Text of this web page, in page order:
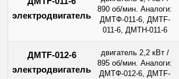
электродвигатель
890 об/мин. Аналоги:
ДМТФ-011-6, ДMTF-
011-6, ДМТН-011-6
ДМТF-012-6
электродвигатель
двигатель 2,2 кВт /
895 об/мин. Аналоги:
ДМТФ-012-6, ДMTF-